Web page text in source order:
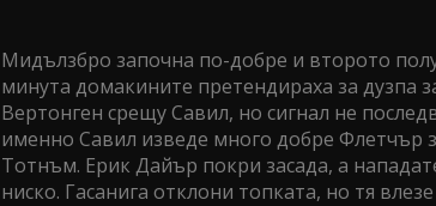
Мидълзбро започна по-добре и второто
минута домакините претендираха за дузпа
Вертонген срещу Савил, но сигнал не
именно Савил изведе много добре Флетчър
Тотнъм. Ерик Дайър покри засада, а
ниско. Гасанига отклони топката, но тя